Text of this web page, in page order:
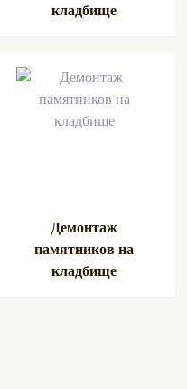
кладбище
Демонтаж
памятников на
кладбище